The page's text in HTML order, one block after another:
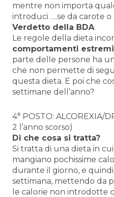
mentre non importa
introduci ….se da carote o
Verdetto della BDA
Le regole della dieta
comportamenti estremi
parte delle persone ha
che non permette di
questa dieta. E poi che
settimane dell’anno?
4° POSTO: ALCOREXIA/
2 l’anno scorso)
Di che cosa si tratta?
Si tratta di una dieta in cui
mangiano pochissime
durante il giorno, e
settimana, mettendo da
le calorie non introdotte